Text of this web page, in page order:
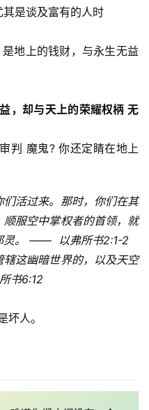
是谈及富有的人时
地上的钱财，与永生无益
，却与天上的荣耀权柄 无
判 魔鬼? 你还定睛在地上
活过来。那时，你们在其
服空中掌权者的首领，就
。 ——  以弗所书2:1-2
这幽暗世界的，以及天空
书6:12
坏人。